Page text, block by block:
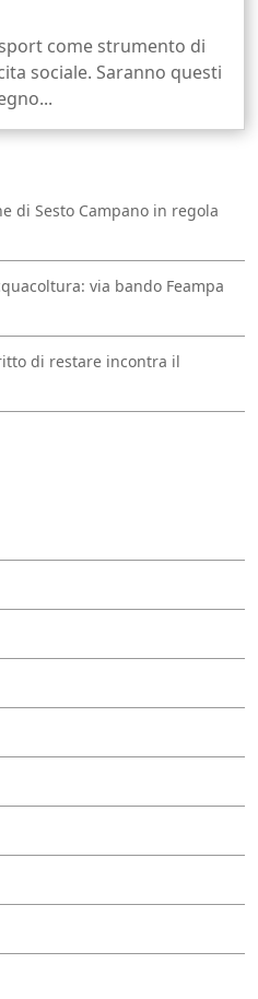
sport come strumento di
sociale. Saranno questi
di Sesto Campano in regola
via bando Feampa
di restare incontra il